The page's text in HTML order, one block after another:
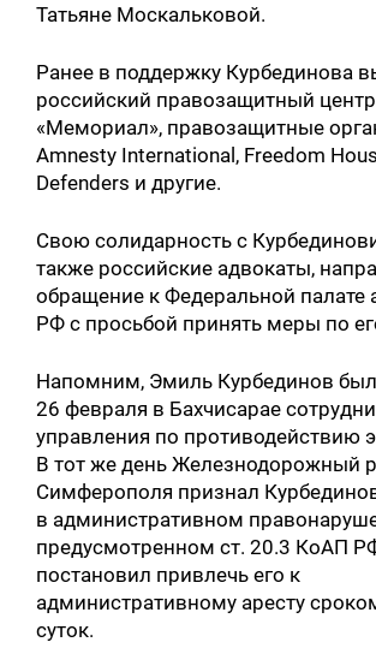
Татьяне Москальковой.
Ранее в поддержку Курбединова
российский правозащитный центр
«Мемориал», правозащитные
Amnesty International, Freedom
Defenders и другие.
Свою солидарность с
также российские адвокаты,
обращение к Федеральной палате
РФ с просьбой принять меры по
Напомним, Эмиль Курбединов
26 февраля в Бахчисарае
управления по противодействию
В тот же день Железнодорожный
Симферополя признал
в административном
предусмотренном ст. 20.3 КоАП
постановил привлечь его к
административному аресту
суток.